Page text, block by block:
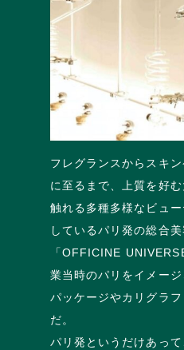
フレグランスからスキ
に至るまで、上質を好
触れる多種多様なビュ
しているパリ発の総合
「OFFICINE
業当時のパリをイメー
パッケージやカリグラ
だ。
パリ発というだけあっ